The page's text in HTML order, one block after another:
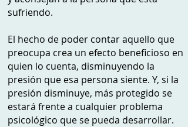
sufriendo.
El hecho de poder contar aquello que
preocupa crea un efecto beneficioso en
quien lo cuenta, disminuyendo la
presión que esa persona siente. Y, si la
presión disminuye, más protegido se
estará frente a cualquier problema
psicológico que se pueda desarrollar.